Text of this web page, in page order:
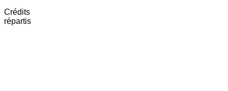
Crédits
répartis